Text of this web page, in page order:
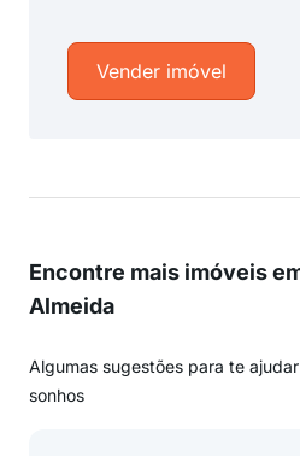
Vender imóvel
Encontre mais imóveis
Almeida
Algumas sugestões para te
sonhos